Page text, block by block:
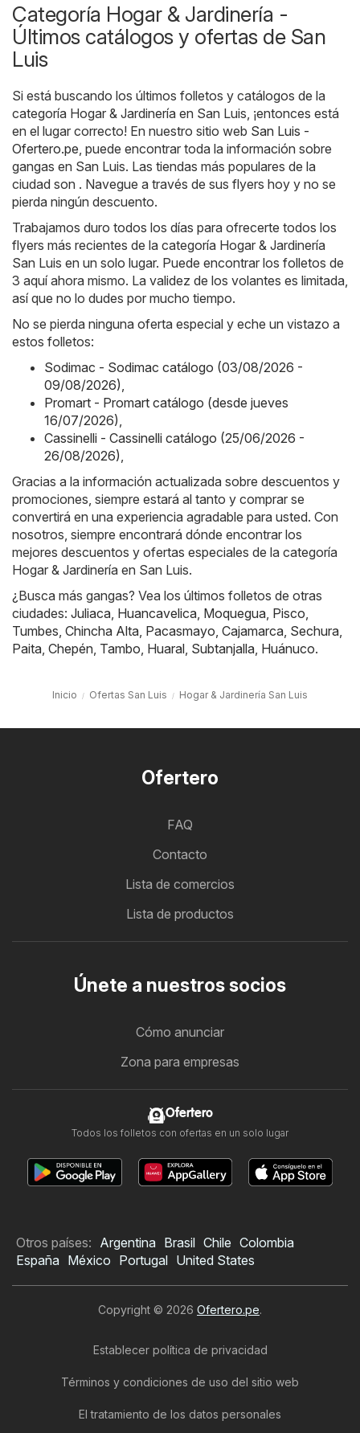
Categoría Hogar & Jardinería -
Últimos catálogos y ofertas de San
Luis
Si está buscando los últimos folletos y catálogos de la
categoría Hogar & Jardinería en San Luis, ¡entonces está
en el lugar correcto! En nuestro sitio web San Luis -
Ofertero.pe , puede encontrar toda la información sobre
gangas en San Luis. Las tiendas más populares de la
ciudad son . Navegue a través de sus flyers hoy y no se
pierda ningún descuento.
Trabajamos duro todos los días para ofrecerte todos los
flyers más recientes de la categoría Hogar & Jardinería
San Luis en un solo lugar. Puede encontrar los folletos de
3 aquí ahora mismo. La validez de los volantes es limitada,
así que no lo dudes por mucho tiempo.
No se pierda ninguna oferta especial y eche un vistazo a
estos folletos:
Sodimac - Sodimac catálogo (03/08/2026 -
09/08/2026)
Promart - Promart catálogo (desde jueves
16/07/2026)
Cassinelli - Cassinelli catálogo (25/06/2026 -
26/08/2026)
Gracias a la información actualizada sobre descuentos y
promociones, siempre estará al tanto y comprar se
convertirá en una experiencia agradable para usted. Con
nosotros, siempre encontrará dónde encontrar los
mejores descuentos y ofertas especiales de la categoría
Hogar & Jardinería en San Luis.
¿Busca más gangas? Vea los últimos folletos de otras
ciudades: Juliaca Huancavelica Moquegua Pisco
Tumbes Chincha Alta Pacasmayo Cajamarca Sechura
Paita Chepén Tambo Huaral Subtanjalla Huánuco.
Inicio Ofertas San Luis Hogar & Jardinería San Luis
Ofertero
FAQ
Contacto
Lista de comercios
Lista de productos
Únete a nuestros socios
Cómo anunciar
Zona para empresas
Ofertero
Todos los folletos con ofertas en un solo lugar
Otros países: Argentina Brasil Chile Colombia
España México Portugal United States
Copyright © 2026 Ofertero.pe.
Establecer política de privacidad
Términos y condiciones de uso del sitio web
El tratamiento de los datos personales